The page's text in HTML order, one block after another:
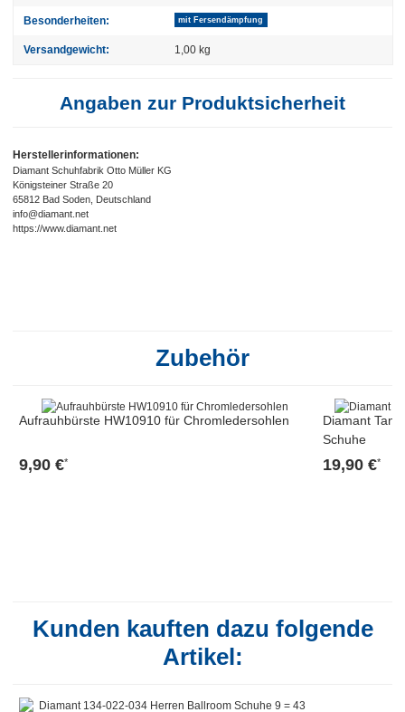
Besonderheiten: mit Fersendämpfung
Versandgewicht: 1,00 kg
Angaben zur Produktsicherheit
Herstellerinformationen:
Diamant Schuhfabrik Otto Müller KG
Königsteiner Straße 20
65812 Bad Soden, Deutschland
info@diamant.net
https://www.diamant.net
Zubehör
Aufrauhbürste HW10910 für Chromledersohlen
9,90 €*
Diamant
Schuhe
19,90 €*
Kunden kauften dazu folgende
Artikel: